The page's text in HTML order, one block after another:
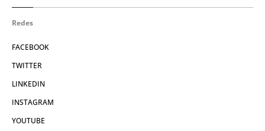
Redes
FACEBOOK
TWITTER
LINKEDIN
INSTAGRAM
YOUTUBE